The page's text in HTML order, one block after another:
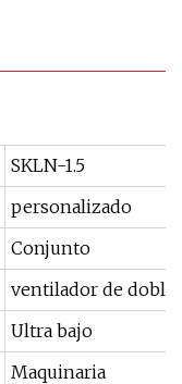
SKLN-1.5
personalizado
Conjunto
ventilador de doble
Ultra bajo
Maquinaria